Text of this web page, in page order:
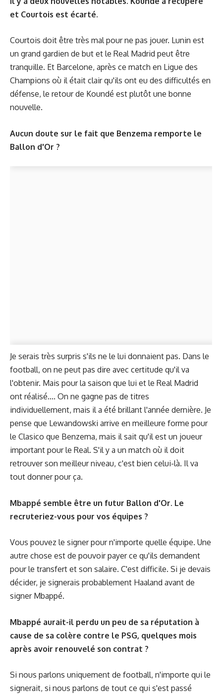
et Courtois est écarté.
Courtois doit être très mal pour ne pas jouer. Lunin est
un grand gardien de but et le Real Madrid peut être
tranquille. Et Barcelone, après ce match en Ligue des
Champions où il était clair qu'ils ont eu des difficultés en
défense, le retour de Koundé est plutôt une bonne
nouvelle.
Aucun doute sur le fait que Benzema remporte le
Ballon d'Or ?
Je serais très surpris s'ils ne le lui donnaient pas. Dans le
football, on ne peut pas dire avec certitude qu'il va
l'obtenir. Mais pour la saison que lui et le Real Madrid
ont réalisé.... On ne gagne pas de titres
individuellement, mais il a été brillant l'année dernière. Je
pense que Lewandowski arrive en meilleure forme pour
le Clasico que Benzema, mais il sait qu'il est un joueur
important pour le Real. S'il y a un match où il doit
retrouver son meilleur niveau, c'est bien celui-là. Il va
tout donner pour ça.
Mbappé semble être un futur Ballon d'Or. Le
recruteriez-vous pour vos équipes ?
Vous pouvez le signer pour n'importe quelle équipe. Une
autre chose est de pouvoir payer ce qu'ils demandent
pour le transfert et son salaire. C'est difficile. Si je devais
décider, je signerais probablement Haaland avant de
signer Mbappé.
Mbappé aurait-il perdu un peu de sa réputation à
cause de sa colère contre le PSG, quelques mois
après avoir renouvelé son contrat ?
Si nous parlons uniquement de football, n'importe qui le
signerait, si nous parlons de tout ce qui s'est passé